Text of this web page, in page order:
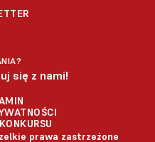
się z nami!
prawa zastrzeżone